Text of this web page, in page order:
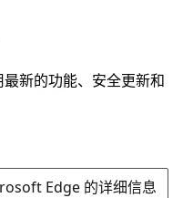
新的功能、安全更新和
Edge 的详细信息